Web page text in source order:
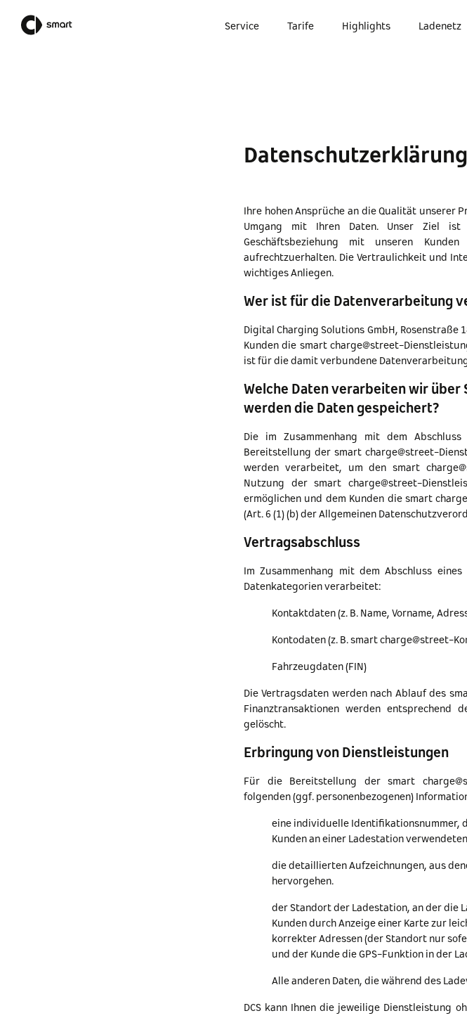
Service Tarife Highlights Ladenetz
Datenschutzerklärung
Ihre hohen Ansprüche an die Qualität unserer
Umgang mit Ihren Daten. Unser Ziel
Geschäftsbeziehung mit unseren
aufrechtzuerhalten. Die Vertraulichkeit und
wichtiges Anliegen.
Wer ist für die Datenverarbeitung
Digital Charging Solutions GmbH, Rosenstraße
Kunden die smart charge@street-
ist für die damit verbundene
Welche Daten verarbeiten wir über
werden die Daten gespeichert?
Die im Zusammenhang mit dem
Bereitstellung der smart charge@street-
werden verarbeitet, um den smart
Nutzung der smart charge@street-
ermöglichen und dem Kunden die smart
(Art. 6 (1) (b) der Allgemeinen
Vertragsabschluss
Im Zusammenhang mit dem Abschluss
Datenkategorien verarbeitet:
Kontaktdaten (z. B. Name, Vorname,
Kontodaten (z. B. smart charge@street-
Fahrzeugdaten (FIN)
Die Vertragsdaten werden nach Ablauf des
Finanztransaktionen werden entsprechend
gelöscht.
Erbringung von Dienstleistungen
Für die Bereitstellung der smart
folgenden (ggf. personenbezogenen)
eine individuelle Identifikationsnummer,
Kunden an einer Ladestation
die detaillierten Aufzeichnungen, aus
hervorgehen.
der Standort der Ladestation, an der die
Kunden durch Anzeige einer Karte zur
korrekter Adressen (der Standort nur
und der Kunde die GPS-Funktion in der
Alle anderen Daten, die während des
DCS kann Ihnen die jeweilige Dienstleistung